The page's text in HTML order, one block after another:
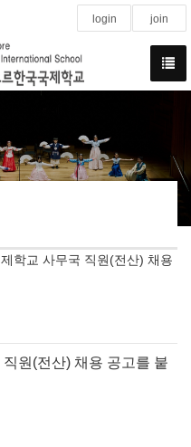
login join
학교 사무국 직원(전산) 채용
원(전산) 채용 공고를 붙